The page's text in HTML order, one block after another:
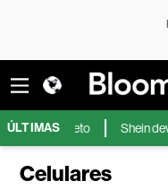
ÚLTIMAS
veto Shein deve iniciar
Celulares